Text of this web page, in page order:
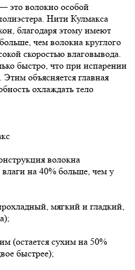
это волокно особой
Нити Кулмакса
благодаря этому имеют
чем волокна круглого
скоростью влаговывода.
быстро, что при испарении
объясняется главная
охлаждать тело
волокна
влаги на 40% больше, чем у
мягкий и гладкий,
(остается сухим на 50%
быстрее);